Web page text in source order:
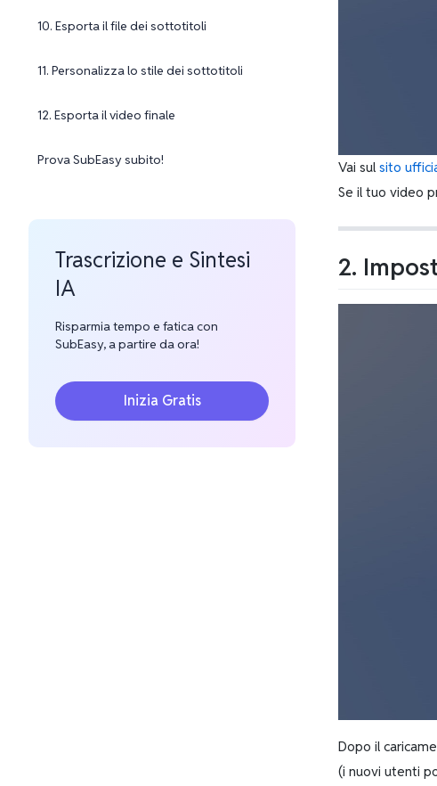
10. Esporta il file dei sottotitoli
11. Personalizza lo stile dei sottotitoli
12. Esporta il video finale
Prova SubEasy subito!
Trascrizione e Sintesi
IA
Risparmia tempo e fatica con
SubEasy, a partire da ora!
Inizia Gratis
Vai sul sito
Se il tuo video
2.
Dopo il
(i nuovi utenti